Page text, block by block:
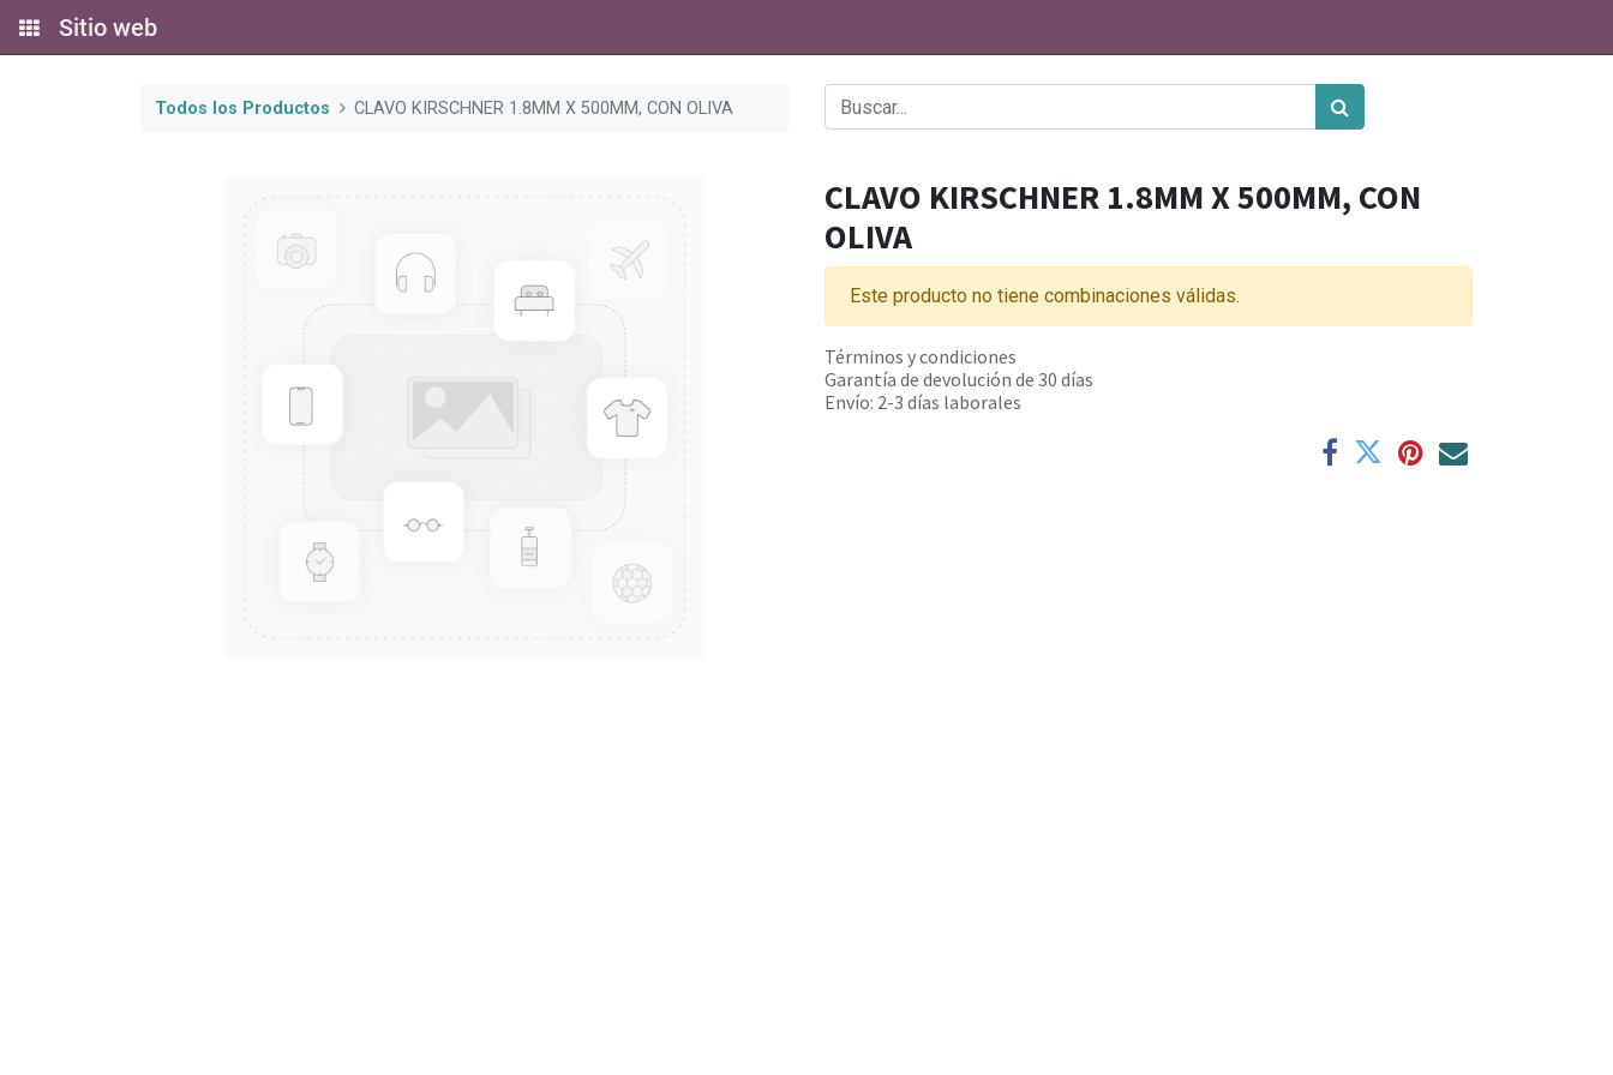
Sitio web
Todos los Productos CLAVO KIRSCHNER 1.8MM X 500MM, CON OLIVA
CLAVO KIRSCHNER 1.8MM X 500MM, CON
OLIVA
Este producto no tiene combinaciones válidas.
Términos y condiciones
Garantía de devolución de 30 días
Envío: 2-3 días laborales